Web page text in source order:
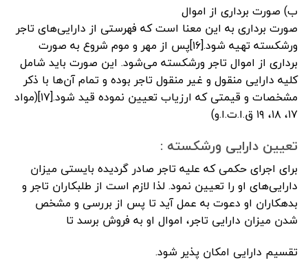
ب) صورت برداری از اموال
صورت برداری به این معنا است که فهرستی از دارایی‌های تاجر
ورشکسته تهیه شود.[۱۶]پس از مهر و موم شروع به صورت
برداری از اموال تاجر ورشکسته می‌شود. این صورت باید شامل
کلیه دارایی منقول و غیر منقول تاجر بوده و تمام آن‌ها با ذکر
مشخصات و قیمتی که ارزیاب تعیین نموده قید شود.[۱۷](مواد
۱۷، ۱۸، ۱۹ ق.ا.ت.ا.و)
تعیین دارایی ورشکسته :
برای اجرای حکمی که علیه تاجر صادر گردیده بایستی میزان
دارایی‌های او را تعیین نمود. لذا لازم است از طلبکاران تاجر و
بدهکاران او دعوت به عمل آید تا پس از بررسی و مشخص
شدن میزان دارایی تاجر، اموال او به فروش برسد تا
تقسیم دارایی امکان پذیر شود.